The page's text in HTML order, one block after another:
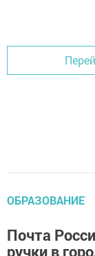
ОБРАЗОВАНИЕ
Почта
ручки в